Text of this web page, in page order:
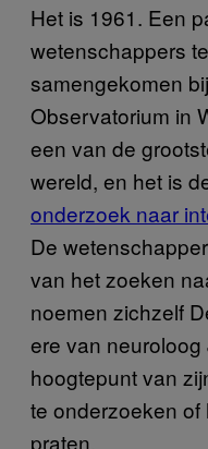
Het is 1961. Een
wetenschappers
samengekomen
Observatorium in
een van de
wereld, en het is
onderzoek naar
De
van het zoeken
noemen zichzelf
ere van
hoogtepunt van
te onderzoeken of
praten.